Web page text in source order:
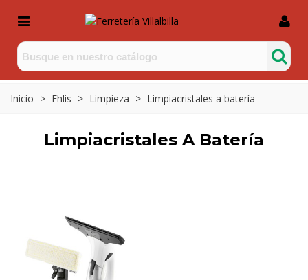
Inicio > Ehlis > Limpieza > Limpiacristales a batería
Limpiacristales A Batería